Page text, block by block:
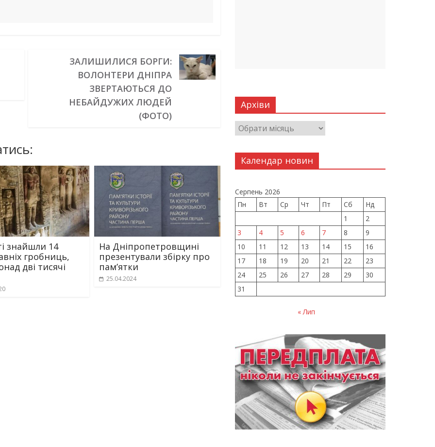
ЗАЛИШИЛИСЯ БОРГИ:
ВОЛОНТЕРИ ДНІПРА
ЗВЕРТАЮТЬСЯ ДО
НЕБАЙДУЖИХ ЛЮДЕЙ
(ФОТО)
знайшли 14
гробниць,
дві тисячі
На Дніпропетровщині
презентували збірку про
пам’ятки
25.04.2024
Архіви
Календар новин
Серпень 2026
Пн
Вт Ср Чт Пт Сб
Нд
1
2
3
4 5 6 7 8
9
10
11 12 13 14 15
16
17
18 19 20 21 22
23
24
25 26 27 28 29
30
31
« Лип